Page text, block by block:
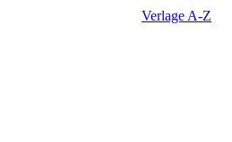
Verlage A-Z